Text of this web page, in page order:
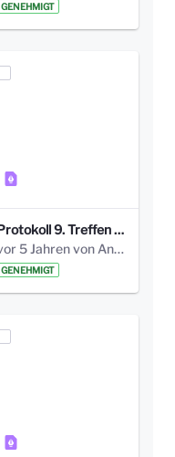
GENEHMIGT
Protokoll 9. Treffen 20150528 AG Bismarckplatz.pdf
vor 5 Jahren von Anni Schlumberger
GENEHMIGT